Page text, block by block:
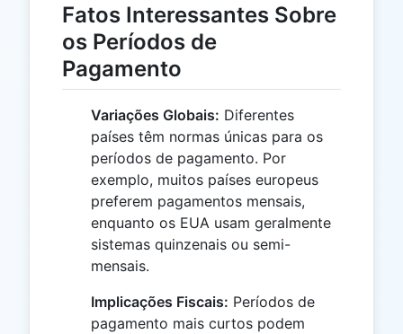
Fatos Interessantes Sobre
os Períodos de
Pagamento
Variações Globais: Diferentes
países têm normas únicas para os
períodos de pagamento. Por
exemplo, muitos países europeus
preferem pagamentos mensais,
enquanto os EUA usam geralmente
sistemas quinzenais ou semi-
mensais.
Implicações Fiscais: Períodos de
pagamento mais curtos podem